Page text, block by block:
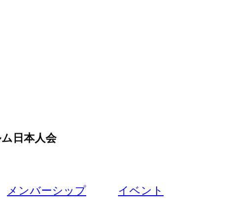
日本人会
メンバーシップ イベント